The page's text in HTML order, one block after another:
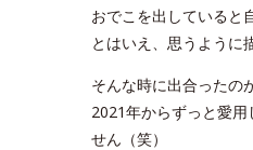
おでこを出していると
とはいえ、思うように
そんな時に出合ったの
2021年からずっと愛用
せん（笑）